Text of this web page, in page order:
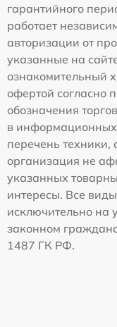
гарантийного
работает
авторизации от
указанные на
ознакомительный
офертой согласно
обозначения
в информационных
перечень
организация не
указанных
интересы. Все
исключительно на
законном
1487 ГК РФ.